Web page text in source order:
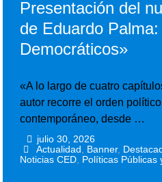
Presentación del
de Eduardo
Democráticos»
«A lo largo de cuatro
autor recorre el orden
contemporáneo, desde …
julio 30, 2026
Actualidad Banner,
Noticias CED Políticas Públicas